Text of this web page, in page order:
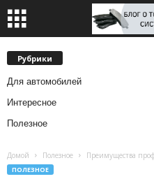
Рубрики
Для автомобилей
Интересное
Полезное
Домой Полезное Преимущества
ПОЛЕЗНОЕ